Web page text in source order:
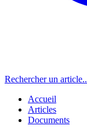
Rechercher un
Accueil
Articles
Documents